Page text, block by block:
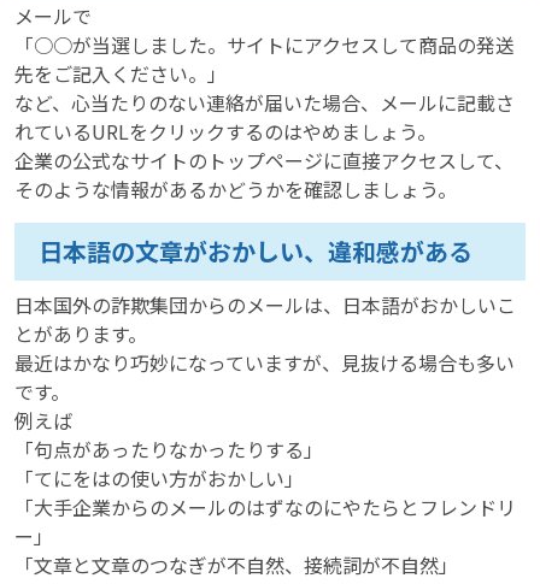
メールで
「○○が当選しました。サイトにアクセスして商品の発送
先をご記入ください。」
など、心当たりのない連絡が届いた場合、メールに記載さ
れているURLをクリックするのはやめましょう。
企業の公式なサイトのトップページに直接アクセスして、
そのような情報があるかどうかを確認しましょう。
日本語の文章がおかしい、違和感がある
日本国外の詐欺集団からのメールは、日本語がおかしいこ
とがあります。
最近はかなり巧妙になっていますが、見抜ける場合も多い
です。
例えば
「句点があったりなかったりする」
「てにをはの使い方がおかしい」
「大手企業からのメールのはずなのにやたらとフレンドリ
ー」
「文章と文章のつなぎが不自然、接続詞が不自然」